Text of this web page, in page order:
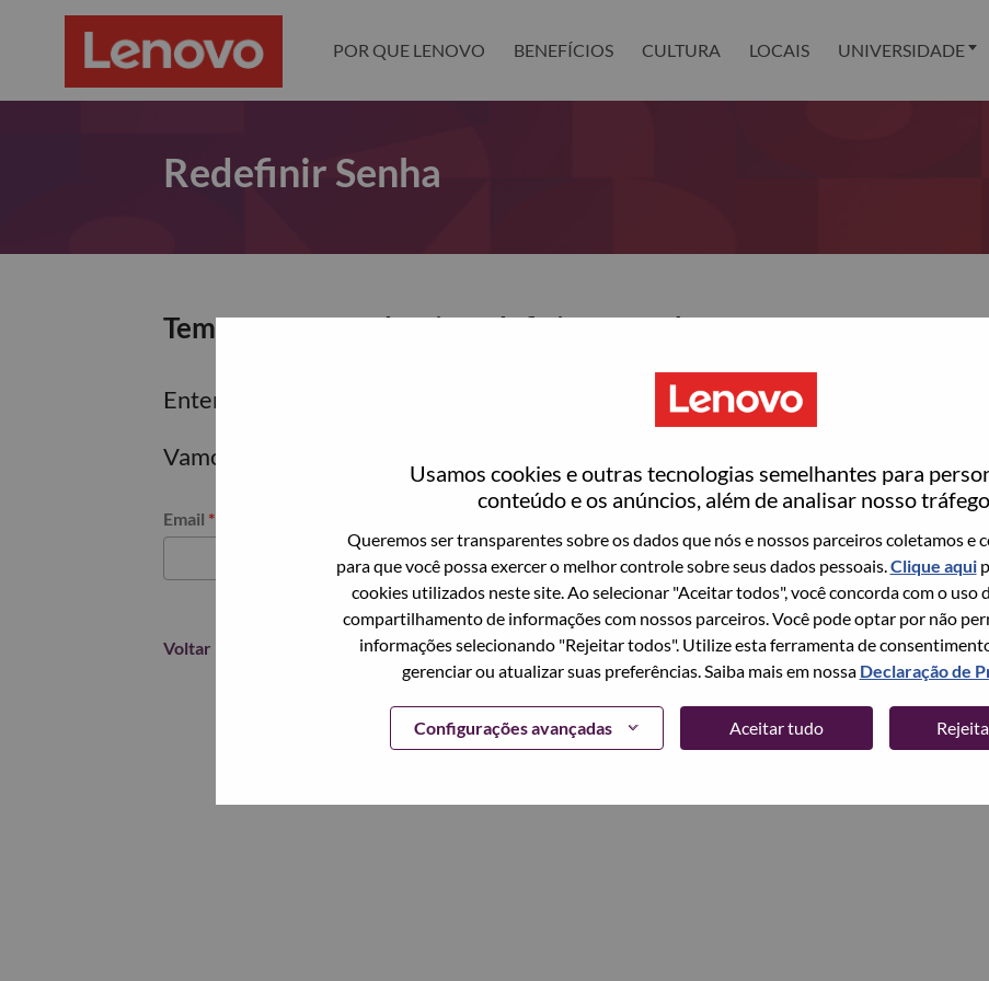
Usamos cookies e outras tecnologias semelhantes para
conteúdo e os anúncios, além de analisar nosso tráfego.
Queremos ser transparentes sobre os dados que nós e nossos parceiros coletamos e
para que você possa exercer o melhor controle sobre seus dados pessoais. Clique aqui
cookies utilizados neste site. Ao selecionar "Aceitar todos", você concorda com o uso
compartilhamento de informações com nossos parceiros. Você pode optar por não
informações selecionando "Rejeitar todos". Utilize esta ferramenta de
gerenciar ou atualizar suas preferências. Saiba mais em nossa Declaração de
Configurações avançadas Aceitar tudo
POR QUE LENOVO BENEFÍCIOS CULTURA LOCAIS UNIVERSIDADE
Redefinir Senha
Tem certeza que deseja redefinir sua senha?
Enter the email address associated with your account, then click "Continue".
Vamos enviar por email um link para você redefinir sua senha.
Redefinir senha com seu email
Email *
Continuar
Voltar